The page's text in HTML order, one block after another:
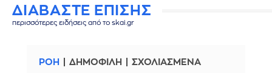
ΔΙΑΒΑΣΤΕ ΕΠΙΣΗΣ
περισσότερες ειδήσεις από το skai.gr
ΡΟΗ ΔΗΜΟΦΙΛΗ ΣΧΟΛΙΑΣΜΕΝΑ